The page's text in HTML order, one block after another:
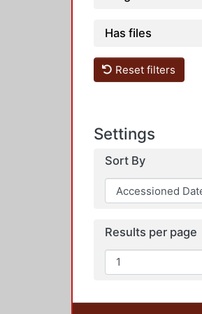
Has files
Reset filters
Settings
Sort By
Results per page